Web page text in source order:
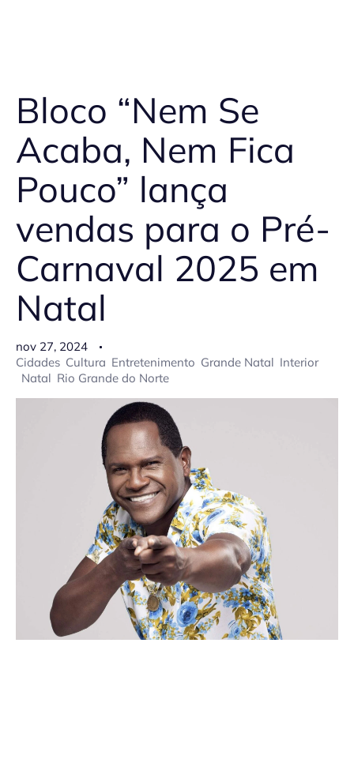
Bloco “Nem Se
Acaba, Nem Fica
Pouco” lança
vendas para o Pré-
Carnaval 2025 em
Natal
nov 27, 2024
Cidades Cultura Entretenimento Grande Natal Interior
Natal Rio Grande do Norte